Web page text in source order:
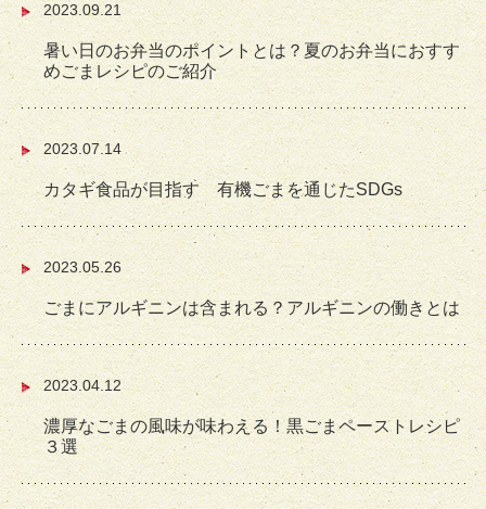
2023.09.21
暑い日のお弁当のポイントとは？夏のお弁当におすす
めごまレシピのご紹介
2023.07.14
カタギ食品が目指す 有機ごまを通じたSDGs
2023.05.26
ごまにアルギニンは含まれる？アルギニンの働きとは
2023.04.12
濃厚なごまの風味が味わえる！黒ごまペーストレシピ
３選